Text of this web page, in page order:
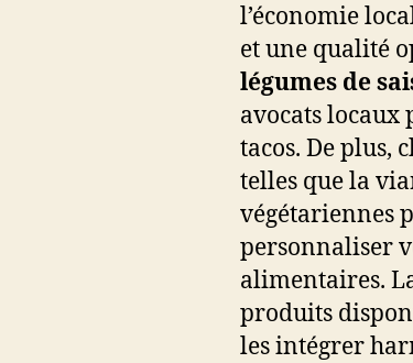
l’économie
et une qualité
légumes de
avocats locaux
tacos. De plus,
telles que la
végétariennes
personnaliser
alimentaires.
produits
les intégrer